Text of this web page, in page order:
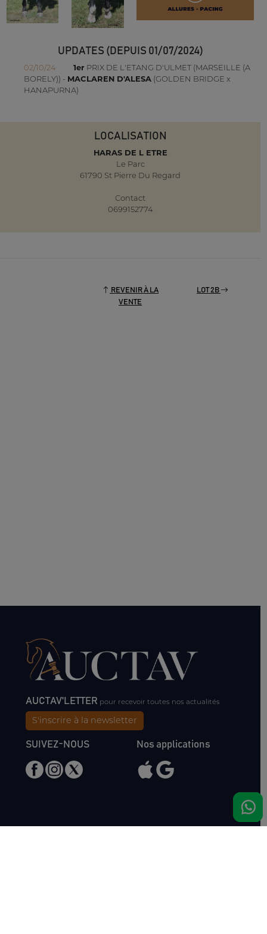
UPDATES (DEPUIS 01/07/2024)
02/10/24 1erPRIX DE L'ETANG D'ULMET (MARSEILLE (A
BORELY)) - MACLAREN D'ALESA(GOLDEN BRIDGE x
HANAPURNA)
LOCALISATION
HARAS DE L ETRE
Le Parc
61790 St Pierre Du Regard
Contact
0699152774
REVENIR À LA
VENTE
LOT 2B
AUCTAV'LETTER pour recevoir toutes nos actualités
S'inscrire à la newsletter
SUIVEZ-NOUS Nos applications